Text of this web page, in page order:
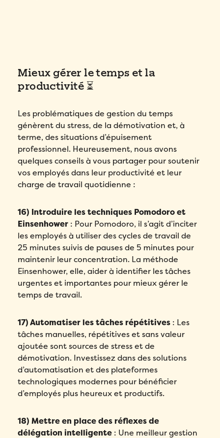
Mieux gérer le temps et la
productivité ⏳
Les problématiques de gestion du temps
génèrent du stress, de la démotivation et, à
terme, des situations d’épuisement
professionnel. Heureusement, nous avons
quelques conseils à vous partager pour soutenir
vos employés dans leur productivité et leur
charge de travail quotidienne :
16) Introduire les techniques Pomodoro et
Einsenhower : Pour Pomodoro, il s’agit d’inciter
les employés à utiliser des cycles de travail de
25 minutes suivis de pauses de 5 minutes pour
maintenir leur concentration. La méthode
Einsenhower, elle, aider à identifier les tâches
urgentes et importantes pour mieux gérer le
temps de travail.
17) Automatiser les tâches répétitives : Les
tâches manuelles, répétitives et sans valeur
ajoutée sont sources de stress et de
démotivation. Investissez dans des solutions
d’automatisation et des plateformes
technologiques modernes pour bénéficier
d’employés plus heureux et productifs.
18) Mettre en place des réflexes de
délégation intelligente : Une meilleur gestion
Remplissez ce formulaire pour réserver
votre démo personnalisée!
Email
Prénom *
Téléphone *
Compagnie *
Pays
Nombre d'employés *
Remplissez ce formulaire pour réserver
votre place!
Prénom *
Téléphone *
Quel produit Folks vous intéresse le plus?
Remplissez le formulaire ci-dessous
pour obtenir votre audit personnalisé!
Prénom *
Nom *